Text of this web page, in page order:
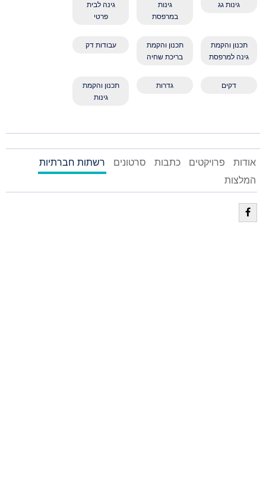
גינות גג
גינות
במרפסת
גינה לבית
פרטי
תכנון והקמת
גינה למרפסת
תכנון והקמת
בריכת שחיה
עבודות דק
דקים גדרות
תכנון והקמת
גינות
אודות פרויקטים כתבות סרטונים
רשתות חברתיות
המלצות